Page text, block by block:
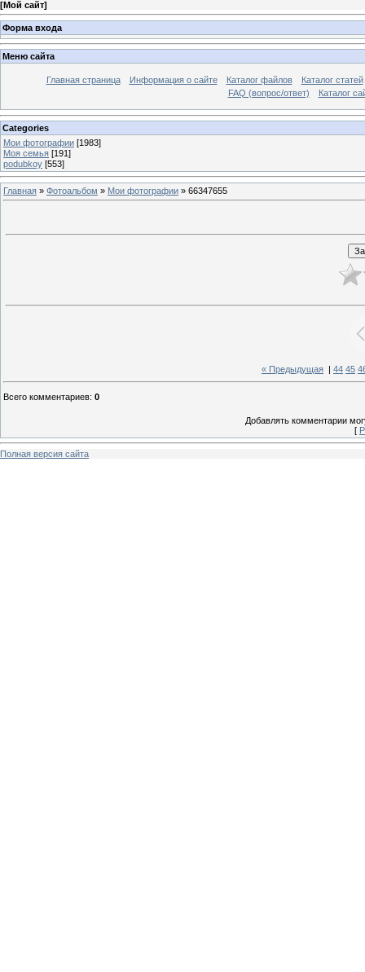
[Мой сайт]
Форма входа
Меню сайта
Главная страница Информация о сайте Каталог файлов
Каталог статей
FAQ (вопрос/ответ)
Каталог
Categories
Мои фотографии [1983]
Моя семья [191]
podubkoy [553]
Главная » Фотоальбом » Мои фотографии » 66347655
« Предыдущая 44 45
Всего комментариев: 0
Добавлять комментарии
[
Полная версия сайта